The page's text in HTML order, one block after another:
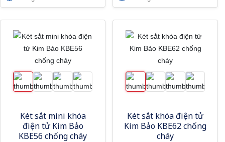
Két sắt mini khóa
điện tử Kim Bảo
KBE56 chống cháy
Két sắt khóa điện tử
Kim Bảo KBE62 chống
cháy